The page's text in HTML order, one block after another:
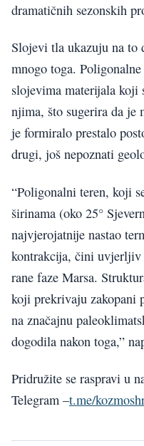
dramatičnih sezonskih
Slojevi tla ukazuju na to
mnogo toga.
slojevima materijala koji
njima, što sugerira da je
je formiralo prestalo
drugi, još nepoznati
“Poligonalni teren, koji
širinama (oko 25°
najvjerojatnije nastao
kontrakcija, čini
rane faze Marsa.
koji prekrivaju zakopani
na značajnu
dogodila nakon toga,”
Pridružite se raspravi u
Telegram –t.me/